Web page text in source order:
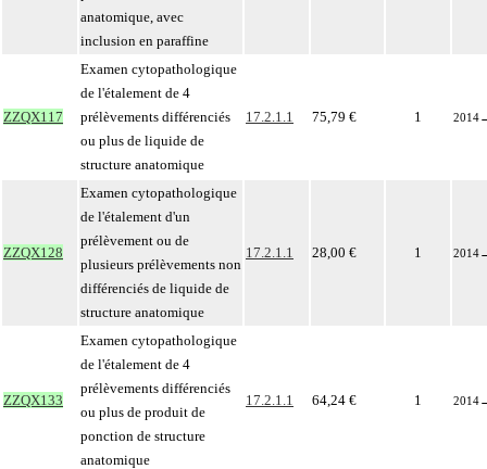
anatomique, avec
inclusion en paraffine
ZZQX117
Examen cytopathologique
de l'étalement de 4
prélèvements différenciés
ou plus de liquide de
structure anatomique
17.2.1.1 75,79 € 1 2014
ZZQX128
Examen cytopathologique
de l'étalement d'un
prélèvement ou de
plusieurs prélèvements non
différenciés de liquide de
structure anatomique
17.2.1.1 28,00 € 1 2014
ZZQX133
Examen cytopathologique
de l'étalement de 4
prélèvements différenciés
ou plus de produit de
ponction de structure
anatomique
17.2.1.1 64,24 € 1 2014